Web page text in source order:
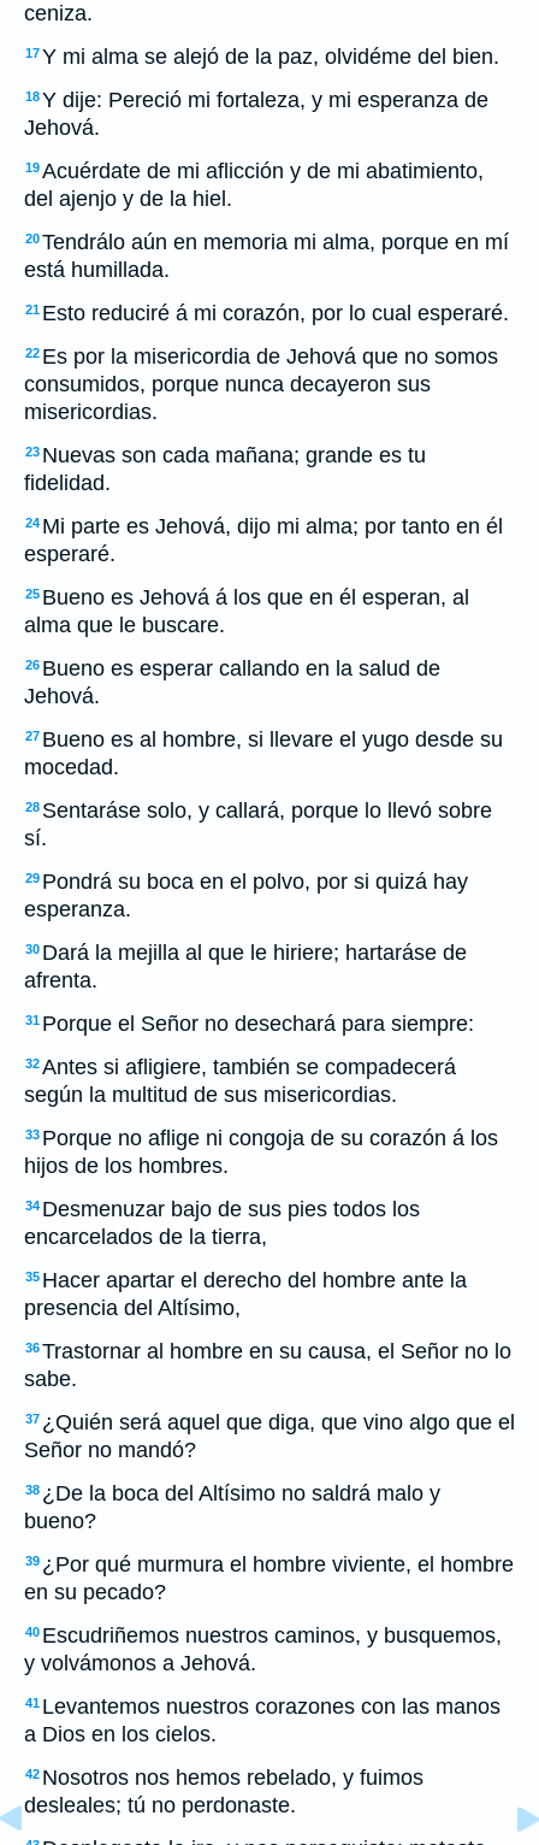
ceniza.
17Y mi alma se alejó de la paz, olvidéme del bien.
18Y dije: Pereció mi fortaleza, y mi esperanza de
Jehová.
19Acuérdate de mi aflicción y de mi abatimiento,
del ajenjo y de la hiel.
20Tendrálo aún en memoria mi alma, porque en mí
está humillada.
21 Esto reduciré á mi corazón, por lo cual esperaré.
22 Es por la misericordia de Jehová que no somos
consumidos, porque nunca decayeron sus
misericordias.
23 Nuevas son cada mañana; grande es tu
fidelidad.
24 Mi parte es Jehová, dijo mi alma; por tanto en él
esperaré.
25 Bueno es Jehová á los que en él esperan, al
alma que le buscare.
26 Bueno es esperar callando en la salud de
Jehová.
27 Bueno es al hombre, si llevare el yugo desde su
mocedad.
28 Sentaráse solo, y callará, porque lo llevó sobre
sí.
29 Pondrá su boca en el polvo, por si quizá hay
esperanza.
30 Dará la mejilla al que le hiriere; hartaráse de
afrenta.
31 Porque el Señor no desechará para siempre:
32Antes si afligiere, también se compadecerá
según la multitud de sus misericordias.
33 Porque no aflige ni congoja de su corazón á los
hijos de los hombres.
34 Desmenuzar bajo de sus pies todos los
encarcelados de la tierra,
35 Hacer apartar el derecho del hombre ante la
presencia del Altísimo,
36Trastornar al hombre en su causa, el Señor no lo
sabe.
37 ¿Quién será aquel que diga, que vino algo que el
Señor no mandó?
38 ¿De la boca del Altísimo no saldrá malo y
bueno?
39 ¿Por qué murmura el hombre viviente, el hombre
en su pecado?
40 Escudriñemos nuestros caminos, y busquemos,
y volvámonos a Jehová.
41 Levantemos nuestros corazones con las manos
a Dios en los cielos.
42 Nosotros nos hemos rebelado, y fuimos
desleales; tú no perdonaste.